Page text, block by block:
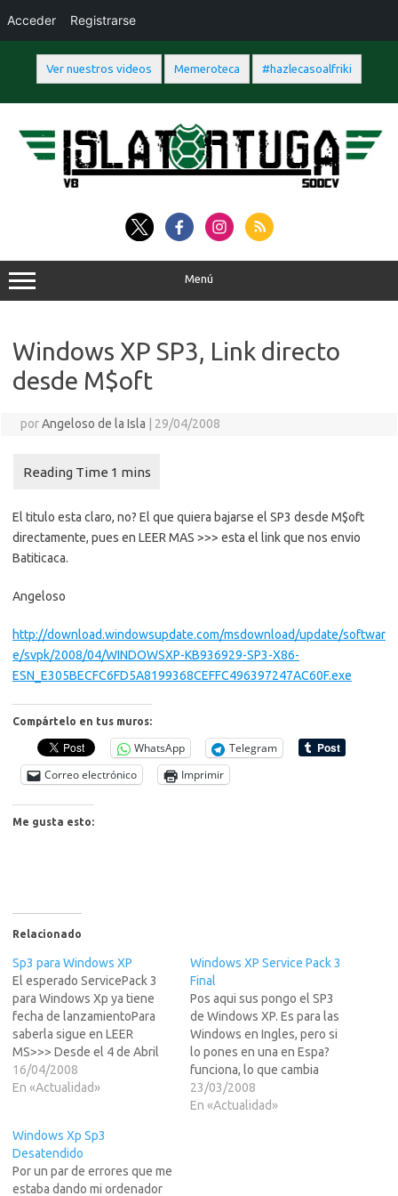
Ver nuestros videos Memeroteca #hazlecasoalfriki
contenido
Menú
Windows XP SP3, Link directo
desde M$oft
porAngeloso de la Isla 29/04/2008
El titulo esta claro, no? El que quiera bajarse el SP3 desde M$oft
directamente, pues en LEER MAS >>> esta el link que nos envio
Batiticaca.
Angeloso
http://download.windowsupdate.com/msdownload/update/softwar
e/svpk/2008/04/WINDOWSXP-KB936929-SP3-X86-
ESN_E305BECFC6FD5A8199368CEFFC496397247AC60F.exe
Compártelo en tus muros:
WhatsApp
Telegram
Correo electrónico
Imprimir
Me gusta esto:
Relacionado
Sp3 para Windows XP
El esperado ServicePack 3
para Windows Xp ya tiene
fecha de lanzamientoPara
saberla sigue en LEER
MS>>> Desde el 4 de Abril
est?isponible el soporte para
el SP3. A partir del 21 de
Windows XP SP3. El 29 de
Abril, el Windows XP…
16/04/2008
En «Actualidad»
Windows XP Service Pack 3
Final
Pos aqui sus pongo el SP3
de Windows XP. Es para las
Windows en Ingles, pero si
lo pones en una en Espa?
funciona, lo que cambia
algunas cosas al ingles. Si
teneis mucha, mucha, mucha
23/03/2008
En «Actualidad»
Windows Xp Sp3
Desatendido
Por un par de errores que me
estaba dando mi ordenador
Acceder Registrarse